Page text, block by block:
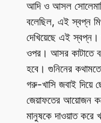
আদি ও আসল
বলেছিল, এই স্বপ্ন
দেখিয়েছে এই
ওপর। আসর কাটাতে
হবে। গুনিনের
গরু-খাসি জবাই দিয়ে
জেয়াফতের আয়োজন
মানুষকে দাওয়াত করে